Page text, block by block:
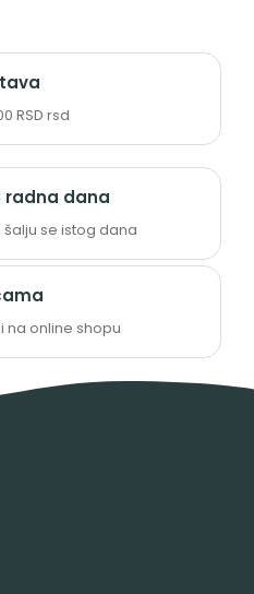
RSD rsd
radna dana
se istog dana
na online shopu